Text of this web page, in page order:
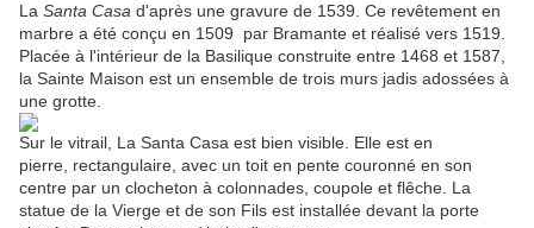
La Santa Casa d'après une gravure de 1539. Ce revêtement en
marbre a été conçu en 1509 par Bramante et réalisé vers 1519.
Placée à l'intérieur de la Basilique construite entre 1468 et 1587,
la Sainte Maison est un ensemble de trois murs jadis adossées à
une grotte.
Sur le vitrail, La Santa Casa est bien visible. Elle est en
pierre, rectangulaire, avec un toit en pente couronné en son
centre par un clocheton à colonnades, coupole et flêche. La
statue de la Vierge et de son Fils est installée devant la porte